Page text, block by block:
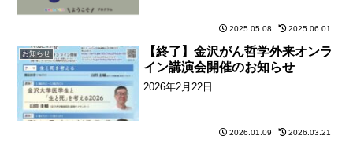
2025.05.08 2025.06.01
お知らせ
【終了】金沢がん哲学外来オンラ
イン講演会開催のお知らせ
2026年2月22日...
2026.01.09 2026.03.21